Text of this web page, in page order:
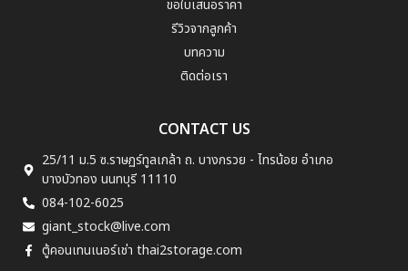
ขอใบเสนอราคา
รีวิวจากลูกค้า
บทความ
ติดต่อเรา
CONTACT US
25/11 ม.5 ซ.ราษฏร์ทูลเกล้า ถ. บางกรวย - ไทรน้อย อำเภอ
บางบัวทอง นนทบุรี 11110
084-102-6025
giant_stock@live.com
ตู้คอนเทนเนอร์เช่า thai2storage.com